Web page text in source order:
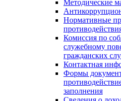
Методические
Нормативные
Комиссия по
служебному
гражданских
Контактная
Формы
заполнения